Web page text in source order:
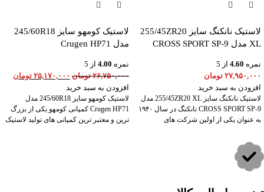
لاستیک نانکنگ سایز 255/45ZR20
XL مدل CROSS SPORT SP-9
نمره 4.60 از 5
۲۷,۹۵۰,۰۰۰ تومان
افزودن به سبد خرید
لاستیک نانکنگ سایز 255/45ZR20 XL مدل
CROSS SPORT SP-9 نانکنگ در سال ۱۹۴۰
به عنوان یکی از اولین شرکت های
لاستیک کومهو سایز 245/60R18
مدل Crugen HP71
نمره 4.00 از 5
۲۶,۷۵۰,۰۰۰ تومان ۲۵,۱۷۰,۰۰۰ تومان
افزودن به سبد خرید
لاستیک کومهو سایز 245/60R18 مدل
Crugen HP71 کمپانی کومهو یکی از بزرگ
ترین و معتبر ترین کمپانی های تولید لاستیک